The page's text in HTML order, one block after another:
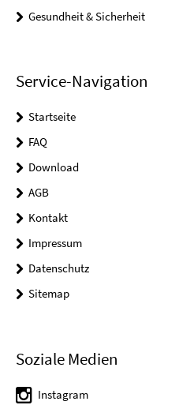
Gesundheit & Sicherheit
Service-Navigation
Startseite
FAQ
Download
AGB
Kontakt
Impressum
Datenschutz
Sitemap
Soziale Medien
Instagram